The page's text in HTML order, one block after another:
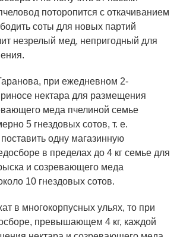
поторопится с откачиванием
соты для новых партий
незрелый мед, непригодный для
при ежедневном 2-
нектара для размещения
меда пчелиной семье
5 гнездовых сотов, т. е.
поставить одну магазинную
в пределах до 4 кг семье для
и созревающего меда
10 гнездовых сотов.
в многокорпусных ульях, то при
превышающем 4 кг, каждой